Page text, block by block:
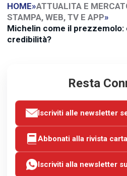
HOME»ATTUALITA E
STAMPA, WEB, TV E APP»
Michelin come il prezzemolo:
credibilità?
Resta
Iscriviti alle newsletter
Abbonati alla rivista
Iscriviti alla newsletter